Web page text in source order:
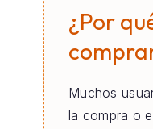
¿Por
Muchos
la compra o